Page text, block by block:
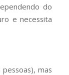
do
e necessita
mas